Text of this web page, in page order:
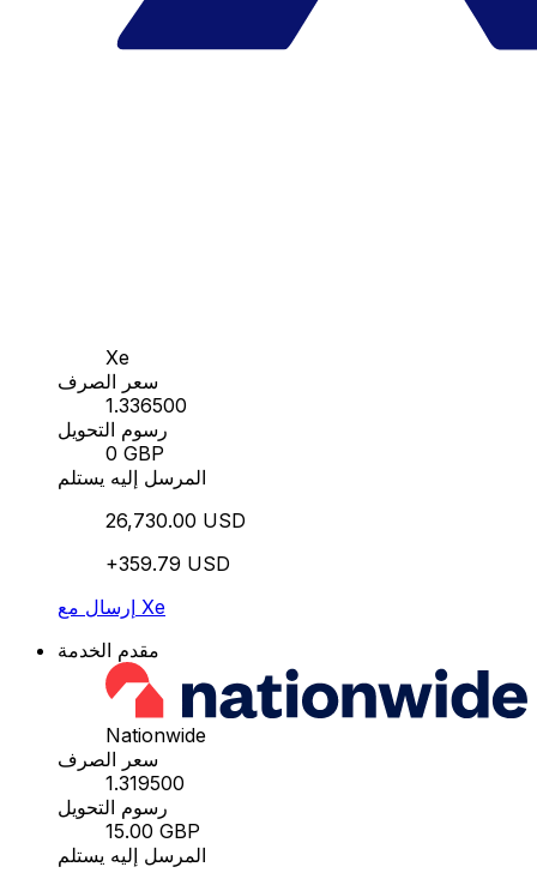
Xe
سعر الصرف
1.336500
رسوم التحويل
0 GBP
المرسل إليه يستلم
26,730.00 USD
+359.79 USD
إرسال مع Xe
مقدم الخدمة
Nationwide
سعر الصرف
1.319500
رسوم التحويل
15.00 GBP
المرسل إليه يستلم